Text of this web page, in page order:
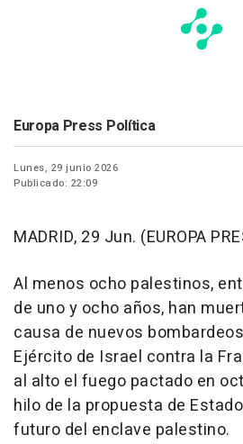
Europa Press Política
Lunes, 29 junio 2026
Publicado: 22:09
MADRID, 29 Jun. (EUROPA
Al menos ocho palestinos,
de uno y ocho años, han
causa de nuevos
Ejército de Israel contra la
al alto el fuego pactado en
hilo de la propuesta de
futuro del enclave palestino.